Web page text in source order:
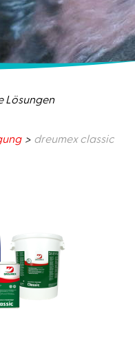
dreumex classic